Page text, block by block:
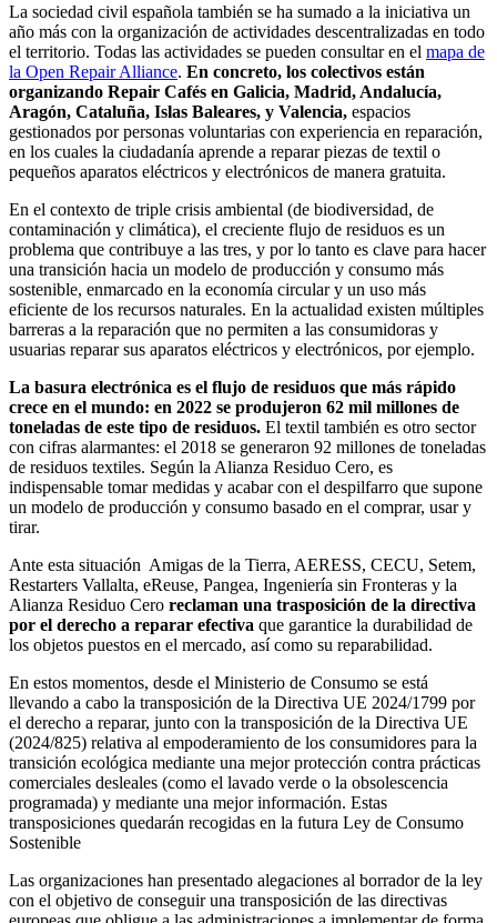
La sociedad civil española también se ha sumado a la iniciativa un
año más con la organización de actividades descentralizadas en todo
el territorio. Todas las actividades se pueden consultar en el mapa de
la Open Repair Alliance. En concreto, los colectivos están
organizando Repair Cafés en Galicia, Madrid, Andalucía,
Aragón, Cataluña, Islas Baleares, y Valencia, espacios
gestionados por personas voluntarias con experiencia en reparación,
en los cuales la ciudadanía aprende a reparar piezas de textil o
pequeños aparatos eléctricos y electrónicos de manera gratuita.
En el contexto de triple crisis ambiental (de biodiversidad, de
contaminación y climática), el creciente flujo de residuos es un
problema que contribuye a las tres, y por lo tanto es clave para hacer
una transición hacia un modelo de producción y consumo más
sostenible, enmarcado en la economía circular y un uso más
eficiente de los recursos naturales. En la actualidad existen múltiples
barreras a la reparación que no permiten a las consumidoras y
usuarias reparar sus aparatos eléctricos y electrónicos, por ejemplo.
La basura electrónica es el flujo de residuos que más rápido
crece en el mundo: en 2022 se produjeron 62 mil millones de
toneladas de este tipo de residuos. El textil también es otro sector
con cifras alarmantes: el 2018 se generaron 92 millones de toneladas
de residuos textiles. Según la Alianza Residuo Cero, es
indispensable tomar medidas y acabar con el despilfarro que supone
un modelo de producción y consumo basado en el comprar, usar y
tirar.
Ante esta situación Amigas de la Tierra, AERESS, CECU, Setem,
Restarters Vallalta, eReuse, Pangea, Ingeniería sin Fronteras y la
Alianza Residuo Cero reclaman una trasposición de la directiva
por el derecho a reparar efectiva que garantice la durabilidad de
los objetos puestos en el mercado, así como su reparabilidad.
En estos momentos, desde el Ministerio de Consumo se está
llevando a cabo la transposición de la Directiva UE 2024/1799 por
el derecho a reparar, junto con la transposición de la Directiva UE
(2024/825) relativa al empoderamiento de los consumidores para la
transición ecológica mediante una mejor protección contra prácticas
comerciales desleales (como el lavado verde o la obsolescencia
programada) y mediante una mejor información. Estas
transposiciones quedarán recogidas en la futura Ley de Consumo
Sostenible
Las organizaciones han presentado alegaciones al borrador de la ley
con el objetivo de conseguir una transposición de las directivas